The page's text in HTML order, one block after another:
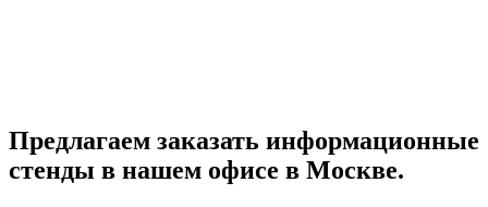
Предлагаем заказать информационные
стенды в нашем офисе в Москве.